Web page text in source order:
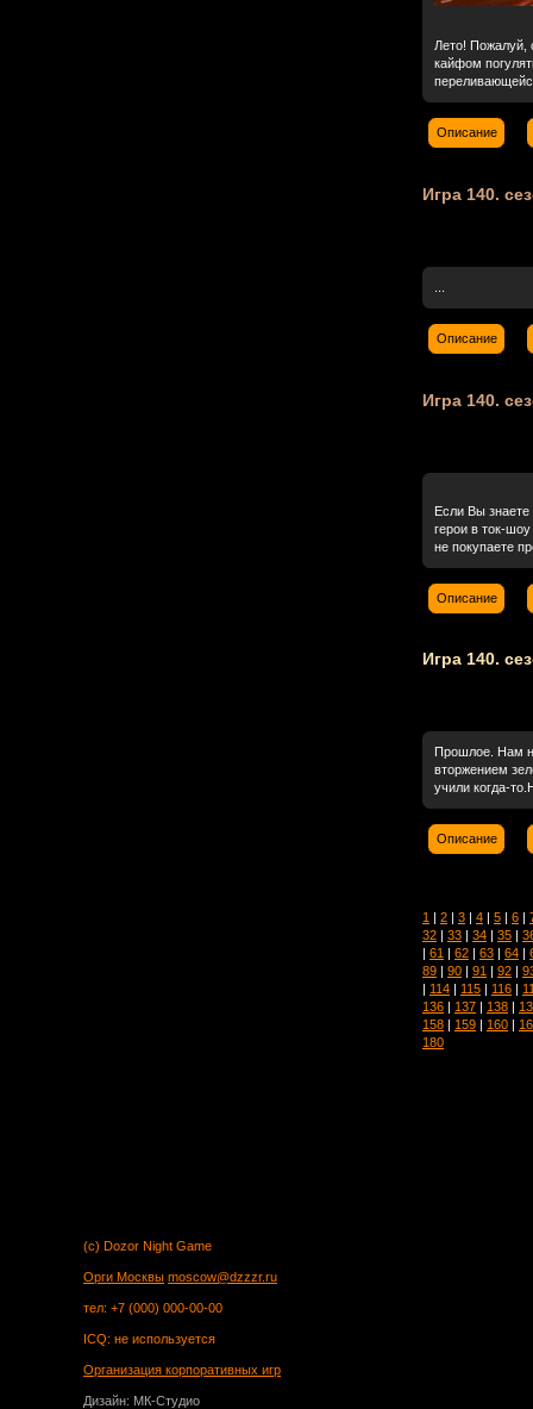
Лето! Пожалуй,
кайфом
Описание
Игра 140.
Описание
Игра 140.
Если Вы
герои в ток-
не покупаете
Описание
Игра 140.
Прошлое. Нам
вторжением
учили когда-
Описание
1 | 2 | 3 | 4 | 5 | 6 |
32 | 33 | 34 | 35 |
| 61 | 62 | 63 | 64 |
89 | 90 | 91 | 92 |
| 114 | 115 | 116 |
136 | 137 | 138 |
158 | 159 | 160 |
180
(c) Dozor Night Game
Орги Москвы moscow@dzzzr.ru
тел: +7 (000) 000-00-00
ICQ: не используется
Организация корпоративных игр
Дизайн: МК-Студио